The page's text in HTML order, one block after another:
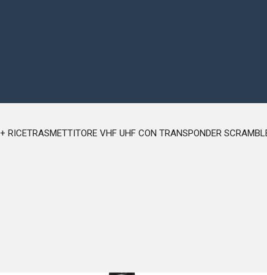
WOUXUN KG-UV8D+ RICETRASMETTITORE VHF UHF CON